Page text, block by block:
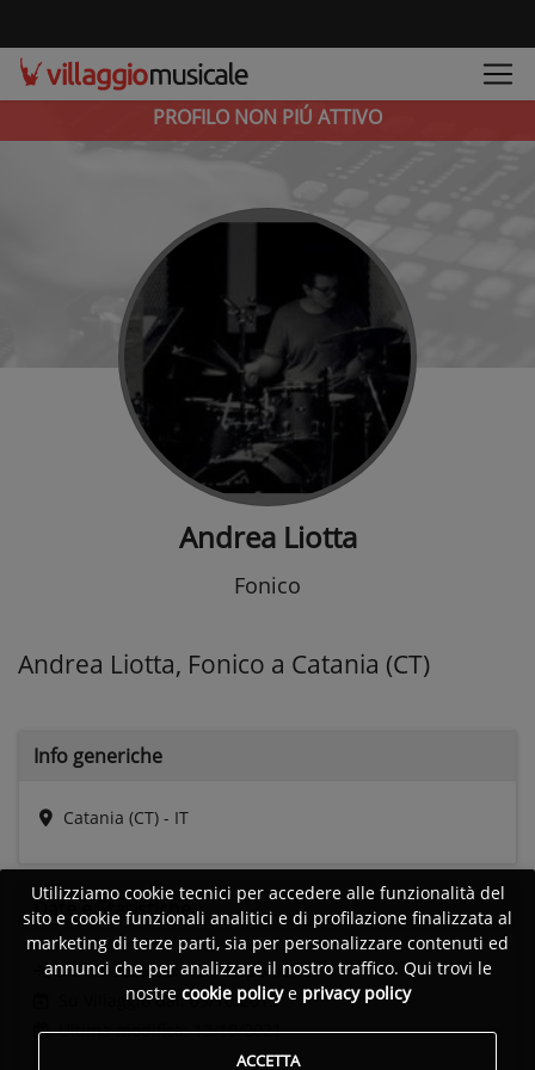
PROFILO NON PIÚ ATTIVO
Andrea Liotta
Fonico
Andrea Liotta, Fonico a Catania (CT)
Info generiche
Catania (CT) - IT
Date eStatistiche
Ultimo accesso:Non disponibile
Su Villaggio dal: 09/10/2013
Ultima modifica: 13/10/2021
Utilizziamo cookie tecnici per accedere alle funzionalità del
sito e cookie funzionali analitici e di profilazione finalizzata al
marketing di terze parti, sia per personalizzare contenuti ed
annunci che per analizzare il nostro traffico. Qui trovi le
nostre cookie policye privacy policy
ACCETTA